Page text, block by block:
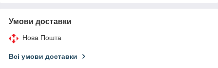
Умови доставки
Нова Пошта
Всі умови доставки